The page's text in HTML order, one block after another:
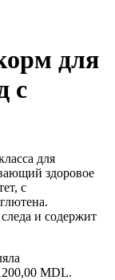
для
с
для
здоровое
с
и содержит
MDL.